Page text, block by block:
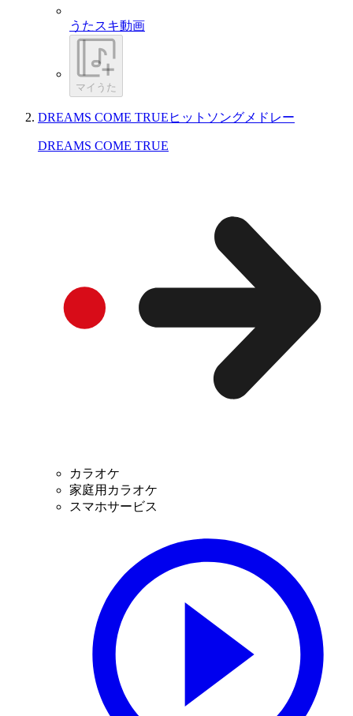
うたスキ動画
マイうた
DREAMS COME TRUEヒットソングメドレー
DREAMS COME TRUE
カラオケ
家庭用カラオケ
スマホサービス